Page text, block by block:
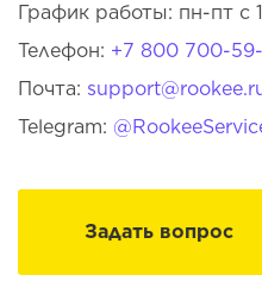
График работы: пн-пт с
Телефон: +7 800 700-
Почта:
Telegram:
Задать вопрос